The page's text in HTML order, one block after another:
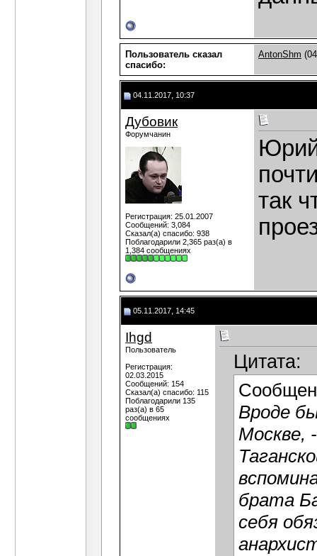
Пользователь сказал
cпасибо:
AntonShm
04.11.2017, 10:37
Дубовик
Форумчанин
Регистрация: 25.01.2007
Сообщений: 3,084
Сказал(а) спасибо: 938
Поблагодарили 2,365 раз(а) в
1,384 сообщениях
так
05.11.2017, 14:45
Ihgd
Пользователь
Регистрация:
02.03.2015
Сообщений: 154
Сказал(а) спасибо: 115
Поблагодарили 135
раз(а) в 65
сообщениях
Цитата:
Вроде
Москве,
брата
себя